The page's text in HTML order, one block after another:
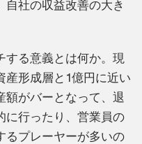
自社の収益改善の大き
する意義とは何か。現
産形成層と1億円に近い
額がバーとなって、退
に行ったり、営業員の
るプレーヤーが多いの